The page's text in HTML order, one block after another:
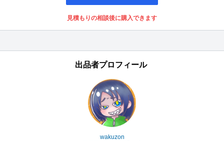
見積もりの相談後に購入できます
出品者プロフィール
wakuzon